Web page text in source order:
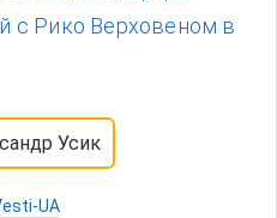
с Рико Верховеном в
Усик
UA